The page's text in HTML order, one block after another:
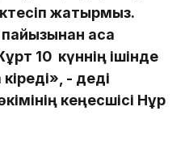
жатырмыз.
пайызынан аса
10 күннің ішінде
- деді
кеңесшісі Нұр